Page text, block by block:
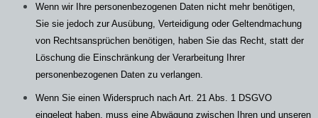
Wenn wir Ihre personenbezogenen Daten nicht mehr benötigen,
Sie sie jedoch zur Ausübung, Verteidigung oder Geltendmachung
von Rechtsansprüchen benötigen, haben Sie das Recht, statt der
Löschung die Einschränkung der Verarbeitung Ihrer
personenbezogenen Daten zu verlangen.
Wenn Sie einen Widerspruch nach Art. 21 Abs. 1 DSGVO
eingelegt haben, muss eine Abwägung zwischen Ihren und unseren